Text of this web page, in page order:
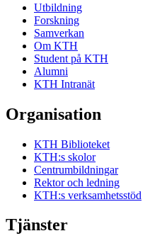
Utbildning
Forskning
Samverkan
Om KTH
Student på KTH
Alumni
KTH Intranät
Organisation
KTH Biblioteket
KTH:s skolor
Centrumbildningar
Rektor och ledning
KTH:s verksamhetsstöd
Tjänster